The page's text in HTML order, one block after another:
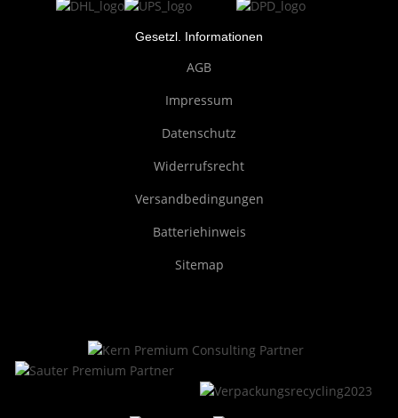
Gesetzl. Informationen
AGB
Impressum
Datenschutz
Widerrufsrecht
Versandbedingungen
Batteriehinweis
Sitemap